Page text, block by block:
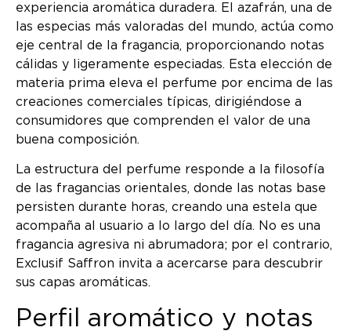
experiencia aromática duradera. El azafrán, una de
las especias más valoradas del mundo, actúa como
eje central de la fragancia, proporcionando notas
cálidas y ligeramente especiadas. Esta elección de
materia prima eleva el perfume por encima de las
creaciones comerciales típicas, dirigiéndose a
consumidores que comprenden el valor de una
buena composición.
La estructura del perfume responde a la filosofía
de las fragancias orientales, donde las notas base
persisten durante horas, creando una estela que
acompaña al usuario a lo largo del día. No es una
fragancia agresiva ni abrumadora; por el contrario,
Exclusif Saffron invita a acercarse para descubrir
sus capas aromáticas.
Perfil aromático y notas